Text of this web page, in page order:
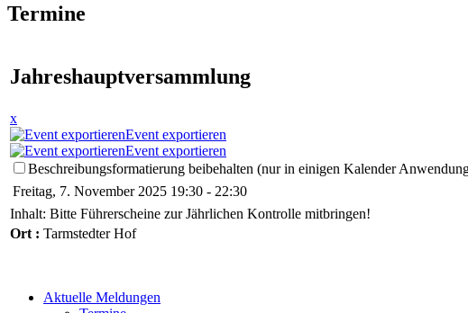
Termine
Jahreshauptversammlung
x
Event exportieren
Event exportieren
Beschreibungsformatierung beibehalten (nur in einigen Kalender
Freitag, 7. November 2025 19:30 - 22:30
Inhalt: Bitte Führerscheine zur Jährlichen Kontrolle mitbringen!
Ort : Tarmstedter Hof
Aktuelle Meldungen